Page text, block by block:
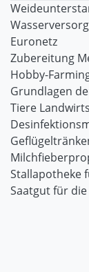
Euronetz
Zubereitung
Hobby-
Grundlagen
Tiere
Stallapotheke
Saatgut für